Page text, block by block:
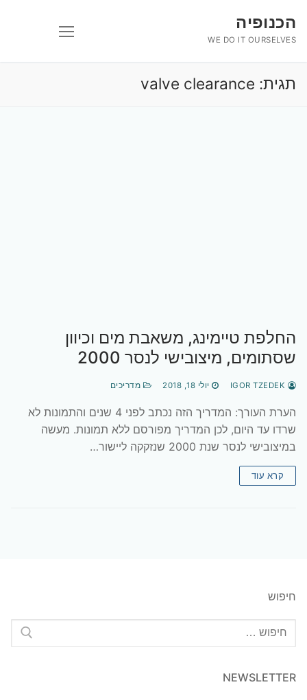
לתוכןהכנופיה
WE DO IT OURSELVES
תגית: valve clearance
החלפת טיימינג, משאבת מים וכיוון
שסתומים, מיצובישי לנסר 2000
יולי 18, 2018 מדריכים
הערת העורך: המדריך הזה נכתב לפני 4 שנים והתמונות לא
שרדו עד היום, לכן המדריך מפורסם ללא תמונות. מעשה
במיצובישי לנסר שנת 2000 שנזקקה ליישור…
קרא עוד
חיפוש
חפש:
NEWSLETTER